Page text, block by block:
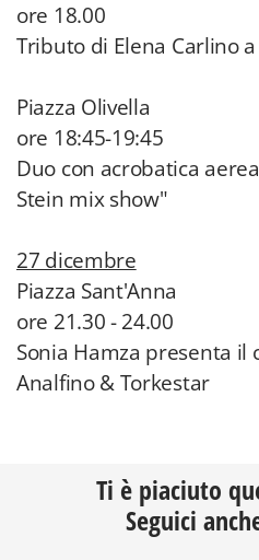
ore 18.00
Tributo di Elena Carlino
Piazza Olivella
ore 18:45-19:45
Duo con acrobatica
Stein mix show"
27 dicembre
Piazza Sant'Anna
ore 21.30 - 24.00
Sonia Hamza presenta il
Analfino & Torkestar
Ti è piaciuto
Seguici